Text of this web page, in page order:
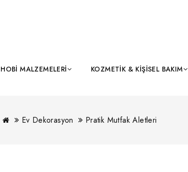
HOBI MALZEMELERI KOZMETIK & KIŞISEL BAKIM
Ev Dekorasyon Pratik Mutfak Aletleri